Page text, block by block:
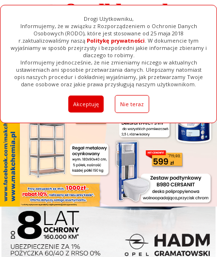
Drogi Użytkowniku,
Informujemy, że w związku z Rozporządzeniem o Ochronie Danych
Osobowych (RODO), które jest stosowane od 25 maja 2018
r.zaktualizowaliśmy naszą Politykę prywatności. W dokumencie tym
wyjaśniamy w sposób przejrzysty i bezpośredni jakie informacje zbieramy i
dlaczego to robimy.
Informujemy jednocześnie, że nie zmieniamy niczego w aktualnych
ustawieniach ani sposobie przetwarzania danych. Ulepszamy natomiast
opis naszych procedur i dokładniej wyjaśniamy, jak przetwarzamy Twoje
dane osobowe oraz jakie prawa przysługują naszym użytkownikom.
Akceptuję Nie teraz
[ ZAMKNIJ ]
Ogłoszenia Filmy Galerie Baza Firm Pełna Wersja